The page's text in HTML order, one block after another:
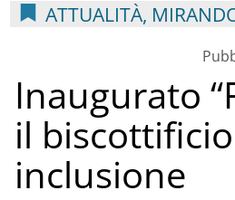
ATTUALITÀ,
Inaugurato
il
inclusione